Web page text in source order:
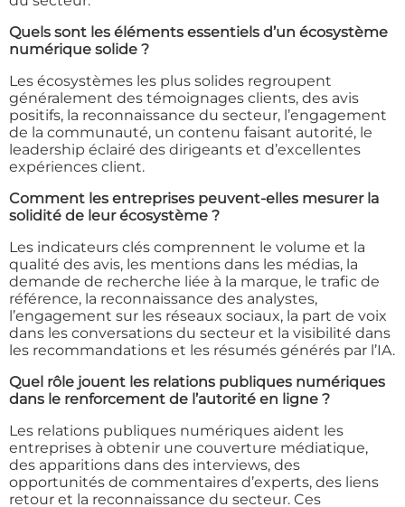
Quels sont les éléments essentiels d’un écosystème
numérique solide ?
Les écosystèmes les plus solides regroupent
généralement des témoignages clients, des avis
positifs, la reconnaissance du secteur, l’engagement
de la communauté, un contenu faisant autorité, le
leadership éclairé des dirigeants et d’excellentes
expériences client.
Comment les entreprises peuvent-elles mesurer la
solidité de leur écosystème ?
Les indicateurs clés comprennent le volume et la
qualité des avis, les mentions dans les médias, la
demande de recherche liée à la marque, le trafic de
référence, la reconnaissance des analystes,
l’engagement sur les réseaux sociaux, la part de voix
dans les conversations du secteur et la visibilité dans
les recommandations et les résumés générés par l’IA.
Quel rôle jouent les relations publiques numériques
dans le renforcement de l’autorité en ligne ?
Les relations publiques numériques aident les
entreprises à obtenir une couverture médiatique,
des apparitions dans des interviews, des
opportunités de commentaires d’experts, des liens
retour et la reconnaissance du secteur. Ces